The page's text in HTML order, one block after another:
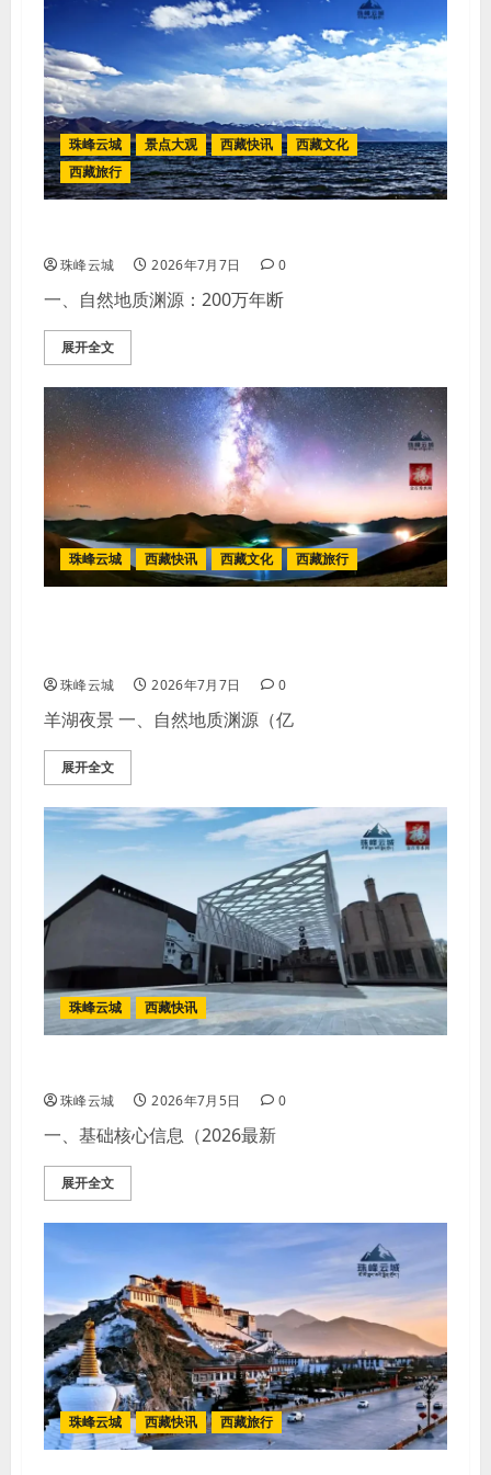
珠峰云城 景点大观 西藏快讯
西藏文化
西藏旅行
珠峰云城 2026年7月7日 0
一、自然地质渊源：200万年断
展开全文
珠峰云城 西藏快讯 西藏文化 西藏旅行
珠峰云城 2026年7月7日 0
羊湖夜景 一、自然地质渊源（亿
展开全文
珠峰云城 西藏快讯
珠峰云城 2026年7月5日 0
一、基础核心信息（2026最新
展开全文
珠峰云城 西藏快讯 西藏旅行